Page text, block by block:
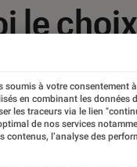
le
soumis à votre consentement
en combinant les données
les traceurs via le lien
de nos services
l’analyse des